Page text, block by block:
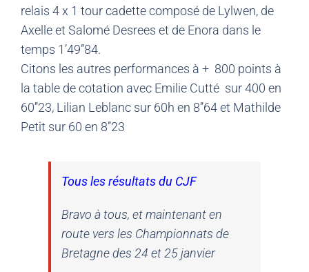
relais 4 x 1 tour cadette composé de Lylwen, de
Axelle et Salomé Desrees et de Enora dans le
temps 1’49’’84.
Citons les autres performances à + 800 points à
la table de cotation avec Emilie Cutté sur 400 en
60’’23, Lilian Leblanc sur 60h en 8’’64 et Mathilde
Petit sur 60 en 8’’23
Tous les résultats du CJF
Bravo à tous, et maintenant en
route vers les Championnats de
Bretagne des 24 et 25 janvier